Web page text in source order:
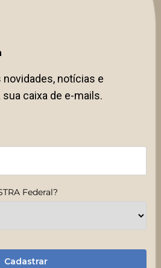
notícias e
caixa de e-mails.
Federal?
Cadastrar